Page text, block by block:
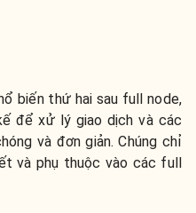
biến thứ hai sau full node,
để xử lý giao dịch và các
và đơn giản. Chúng chỉ
và phụ thuộc vào các full